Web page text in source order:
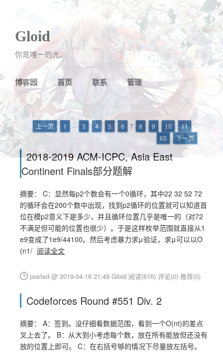
Gloid
你是唯一的光。
博客园 首页 联系 管理
上一页 1 ··· 3 4 5 6 7 8 9 10 11 ···
65
下一页
2018-2019 ACM-ICPC, Asia East
Continent Finals部分题解
摘要： C：显然每p2个数会有一个0循环，其中22 32 52 72
的循环会在200个数中出现，找到p2循环的位置就可以知道首
位在模p2意义下是多少，并且循环位置几乎是唯一的（对72
不满足但可能的位置也很少）。于是这样枚举范围就直接从1
e9变成了1e9/44100。然后考虑暴力求μ验证，求μ可以以O
(n1/ 阅读全文
posted @ 2019-04-16 21:49 Gloid 阅读(616) 评论(0) 推荐(0)
Codeforces Round #551 Div. 2
摘要： A：签到。没仔细看数据范围，看到一个O(nt)的差点
叉上去了。 B：从大到小考虑每个数，放在所有能放但还没有
放的位置上即可。 C：在右括号够的情况下尽量放左括号。